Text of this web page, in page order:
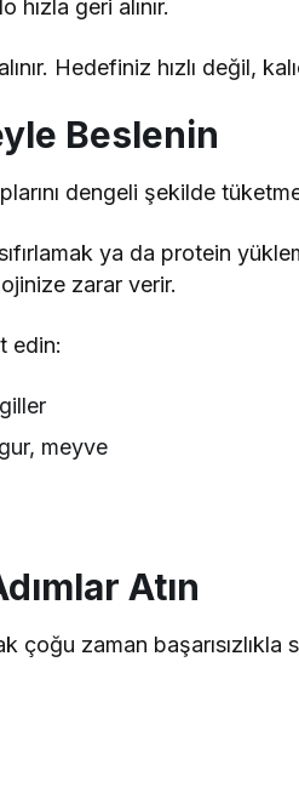
geri alınır.
Hedefiniz hızlı değil,
Beslenin
dengeli şekilde
ya da protein
zarar verir.
edin:
meyve
Atın
zaman başarısızlıkla